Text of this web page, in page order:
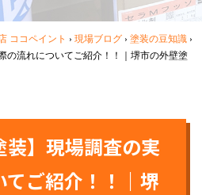
ココペイント › 現場ブログ › 塗装の豆知識 ›
の流れについてご紹介！！｜堺市の外壁塗
装】現場調査の実
てご紹介！！｜堺